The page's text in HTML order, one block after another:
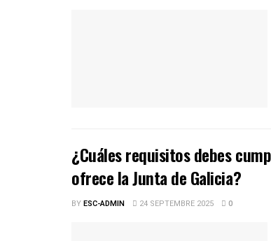
¿Cuáles requisitos debes
ofrece la Junta de Galicia?
BYESC-ADMIN 24 SEPTEMBRE 2025 0